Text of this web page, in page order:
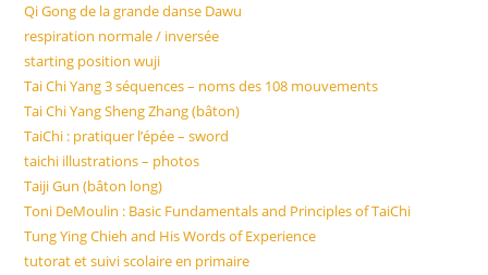
Qi Gong de la grande danse Dawu
respiration normale / inversée
starting position wuji
Tai Chi Yang 3 séquences – noms des 108 mouvements
Tai Chi Yang Sheng Zhang (bâton)
TaiChi : pratiquer l’épée – sword
taichi illustrations – photos
Taiji Gun (bâton long)
Toni DeMoulin : Basic Fundamentals and Principles of TaiChi
Tung Ying Chieh and His Words of Experience
tutorat et suivi scolaire en primaire